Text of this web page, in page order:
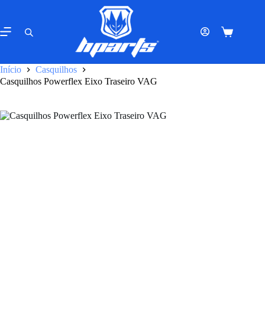
o
conteúdo
Carrinho
Início
Casquilhos
Casquilhos Powerflex Eixo Traseiro VAG